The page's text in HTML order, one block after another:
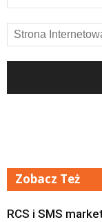
Zobacz Też
RCS i SMS